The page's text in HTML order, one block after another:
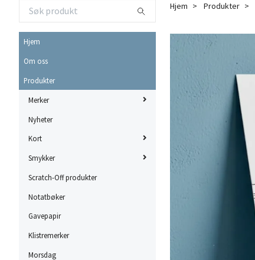
Hjem
Om oss
Produkter
Merker
Nyheter
Kort
Smykker
Scratch-Off produkter
Notatbøker
Gavepapir
Klistremerker
Morsdag
Hjem Produkter